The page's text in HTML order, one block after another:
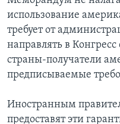
использование
требует от
направлять в
страны-получатели
предписываемые
Иностранным
предоставят эти